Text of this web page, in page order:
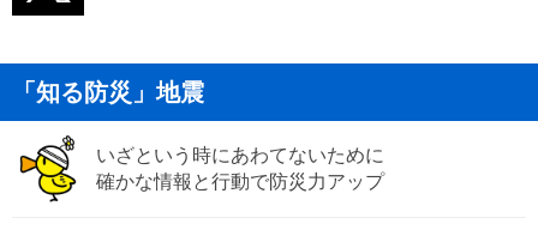
「知る防災」地震
いざという時にあわてないために
確かな情報と行動で防災力アップ